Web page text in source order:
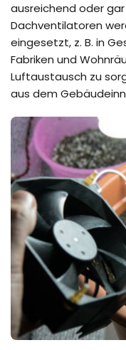
ausreichend oder
Dachventilatoren
eingesetzt, z. B. in
Fabriken und
Luftaustausch zu
aus dem